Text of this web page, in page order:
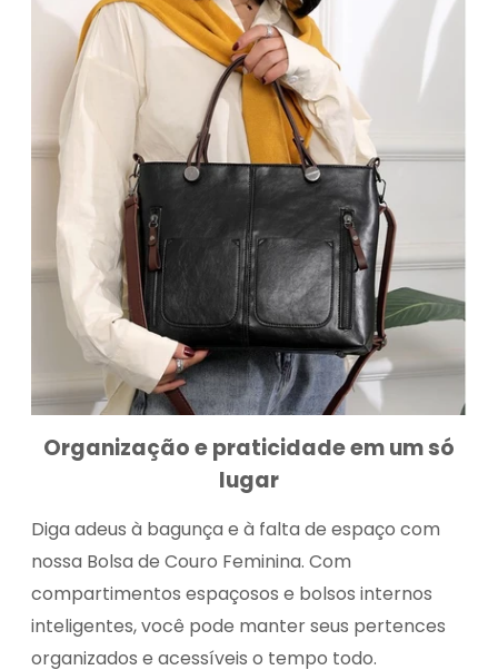
Organização e praticidade em um só
lugar
Diga adeus à bagunça e à falta de espaço com
nossa Bolsa de Couro Feminina. Com
compartimentos espaçosos e bolsos internos
inteligentes, você pode manter seus pertences
organizados e acessíveis o tempo todo.